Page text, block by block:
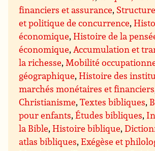
financiers et assurance,
et politique de concurrence,
économique,Histoire de la
économique, Accumulation et
la richesse, Mobilité
géographique,Histoire des
marchés monétaires et financiers
Christianisme,Textes bibliques,
pour enfants,Études bibliques,
la Bible,Histoire biblique,
atlas bibliques,Exégèse et